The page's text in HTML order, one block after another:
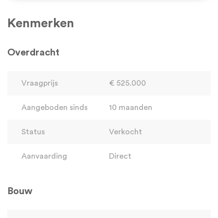
- Twee balkons
- Energielabel A
- Gebruiksoppervlak wonen ca. 98m²
- Aanvaarding: in overleg, per direct beschikbaar
Kenmerken
Overdracht
Vraagprijs € 525.000
Aangeboden sinds 10 maanden
Status Verkocht
Aanvaarding Direct
Bouw